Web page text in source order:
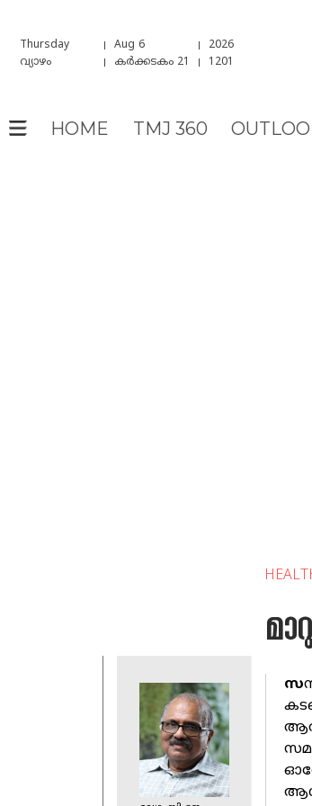
Thursday Aug 6
2026
വ്യാഴം
കർക്കടകം 21 1201
HOME TMJ 360
സ